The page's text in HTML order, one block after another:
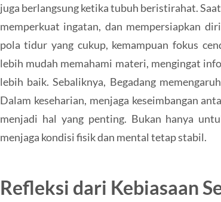
juga berlangsung ketika tubuh beristirahat.
memperkuat ingatan, dan mempersiapkan
pola tidur yang cukup, kemampuan fokus
lebih mudah memahami materi, mengingat
lebih baik. Sebaliknya, Begadang
Dalam keseharian, menjaga keseimbangan
menjadi hal yang penting. Bukan hanya
menjaga kondisi fisik dan mental tetap stabil.
Refleksi dari Kebiasaan